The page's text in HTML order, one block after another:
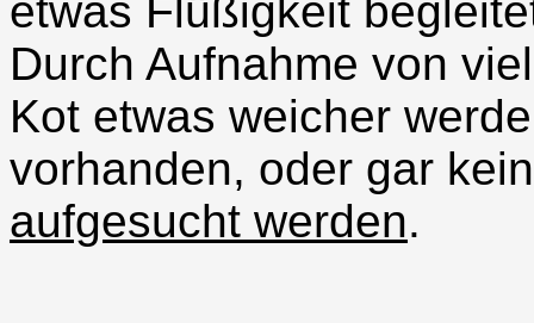
etwas Flüßigkeit
Durch Aufnahme von
Kot etwas weicher
vorhanden, oder gar
aufgesucht werden.